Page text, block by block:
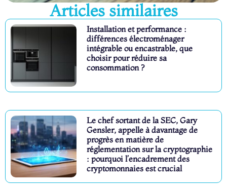
Articles similaires
Installation et performance :
différences électroménager
intégrable ou encastrable, que
choisir pour réduire sa
consommation ?
Le chef sortant de la SEC, Gary
Gensler, appelle à davantage de
progrès en matière de
réglementation sur la cryptographie
: pourquoi l’encadrement des
cryptomonnaies est crucial